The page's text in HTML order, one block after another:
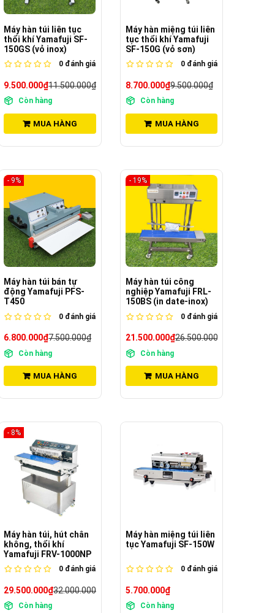
Máy hàn túi liên tục
thổi khí Yamafuji SF-
150GS (vỏ inox)
0 đánh giá
9.500.000₫11.500.000₫
Còn hàng
MUA HÀNG
Máy hàn miệng túi liên
tục thổi khí Yamafuji
SF-150G (vỏ sơn)
0đánh giá
8.700.000₫9.500.000₫
Còn hàng
MUA HÀNG
- 9%
Máy hàn túi bán tự
động Yamafuji PFS-
T450
0 đánh giá
6.800.000₫7.500.000₫
Còn hàng
MUA HÀNG
- 19%
Máy hàn túi công
nghiệp Yamafuji FRL-
150BS (in date-inox)
0đánh giá
21.500.000₫26.500.000₫
Còn hàng
MUA HÀNG
- 8%
Máy hàn túi, hút chân
không, thổi khí
Yamafuji FRV-1000NP
0 đánh giá
29.500.000₫32.000.000₫
Còn hàng
Máy hàn miệng túi liên
tục Yamafuji SF-150W
0đánh giá
5.700.000₫
Còn hàng